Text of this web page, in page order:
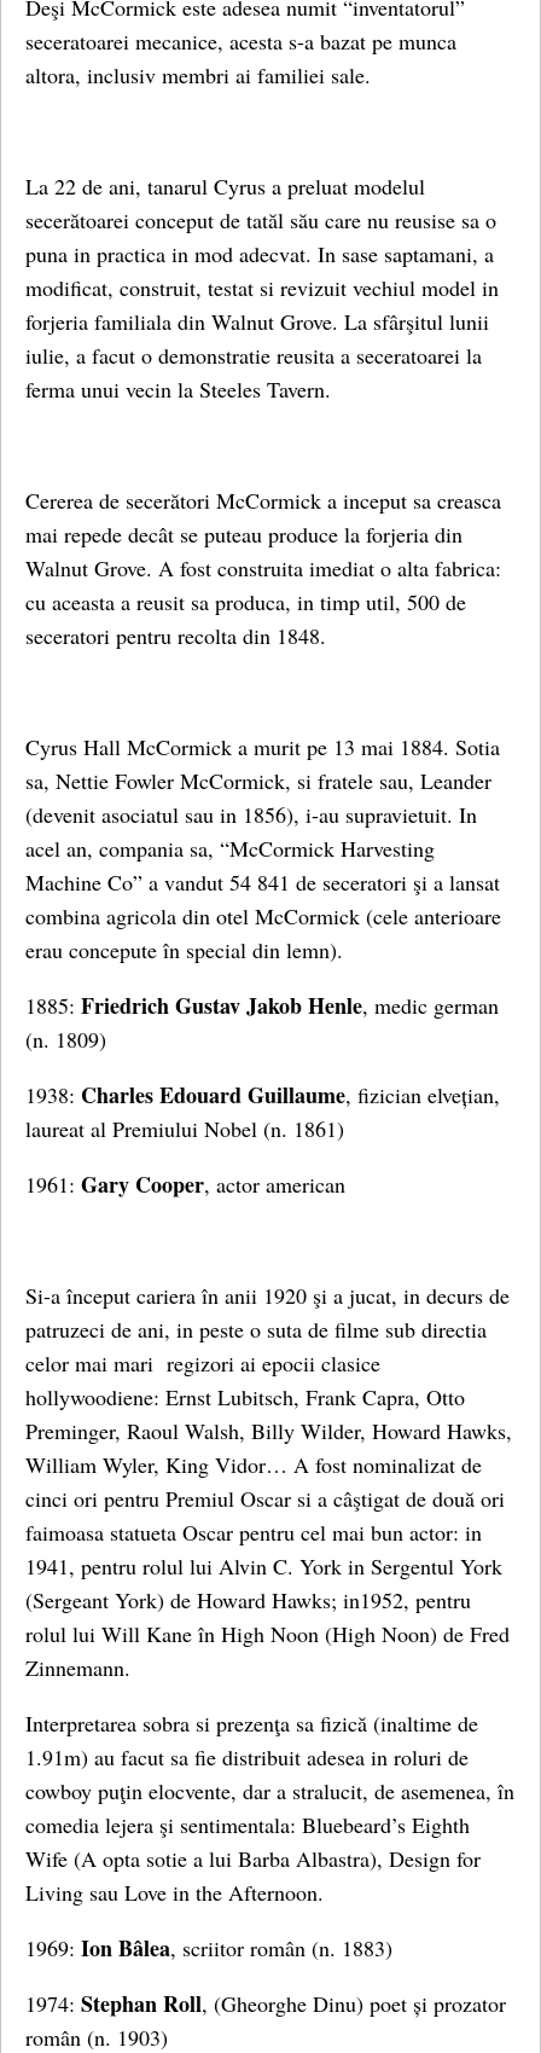
Deşi McCormick este adesea numit “inventatorul”
seceratoarei mecanice, acesta s-a bazat pe munca
altora, inclusiv membri ai familiei sale.
La 22 de ani, tanarul Cyrus a preluat modelul
secerătoarei conceput de tatăl său care nu reusise sa o
puna in practica in mod adecvat. In sase saptamani, a
modificat, construit, testat si revizuit vechiul model in
forjeria familiala din Walnut Grove. La sfârşitul lunii
iulie, a facut o demonstratie reusita a seceratoarei la
ferma unui vecin la Steeles Tavern.
Cererea de secerători McCormick a inceput sa creasca
mai repede decât se puteau produce la forjeria din
Walnut Grove. A fost construita imediat o alta fabrica:
cu aceasta a reusit sa produca, in timp util, 500 de
seceratori pentru recolta din 1848.
Cyrus Hall McCormick a murit pe 13 mai 1884. Sotia
sa, Nettie Fowler McCormick, si fratele sau, Leander
(devenit asociatul sau in 1856), i-au supravietuit. In
acel an, compania sa, “McCormick Harvesting
Machine Co” a vandut 54 841 de seceratori şi a lansat
combina agricola din otel McCormick (cele anterioare
erau concepute în special din lemn).
1885: Friedrich Gustav Jakob Henle, medic german
(n. 1809)
1938: Charles Edouard Guillaume, fizician elvețian,
laureat al Premiului Nobel (n. 1861)
1961: Gary Cooper, actor american
Si-a început cariera în anii 1920 şi a jucat, in decurs de
patruzeci de ani, in peste o suta de filme sub directia
celor mai mari regizori ai epocii clasice
hollywoodiene: Ernst Lubitsch, Frank Capra, Otto
Preminger, Raoul Walsh, Billy Wilder, Howard Hawks,
William Wyler, King Vidor… A fost nominalizat de
cinci ori pentru Premiul Oscar si a câştigat de două ori
faimoasa statueta Oscar pentru cel mai bun actor: in
1941, pentru rolul lui Alvin C. York in Sergentul York
(Sergeant York) de Howard Hawks; in1952, pentru
rolul lui Will Kane în High Noon (High Noon) de Fred
Zinnemann.
Interpretarea sobra si prezenţa sa fizică (inaltime de
1.91m) au facut sa fie distribuit adesea in roluri de
cowboy puţin elocvente, dar a stralucit, de asemenea, în
comedia lejera şi sentimentala: Bluebeard’s Eighth
Wife (A opta sotie a lui Barba Albastra), Design for
Living sau Love in the Afternoon.
1969: Ion Bâlea, scriitor român (n. 1883)
1974: Stephan Roll, (Gheorghe Dinu) poet și prozator
român (n. 1903)